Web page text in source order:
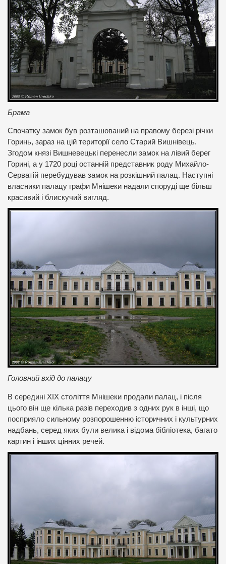
Брама
Спочатку замок був розташований на правому березі річки
Горинь, зараз на цій території село Старий Вишнівець.
Згодом князі Вишневецькі перенесли замок на лівий берег
Горині, а у 1720 році останній представник роду Михайло-
Серватій перебудував замок на розкішний палац. Наступні
власники палацу графи Мнішеки надали споруді ще більш
красивий і блискучий вигляд.
Головний вхід до палацу
В середині ХІХ століття Мнішеки продали палац, і після
цього він ще кілька разів переходив з одних рук в інші, що
посприяло сильному розпорошенню історичних і культурних
надбань, серед яких були велика і відома бібліотека, багато
картин і інших цінних речей.